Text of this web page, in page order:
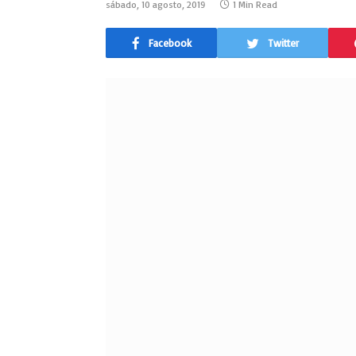
sábado, 10 agosto, 2019 1 Min Read
Facebook Twitter